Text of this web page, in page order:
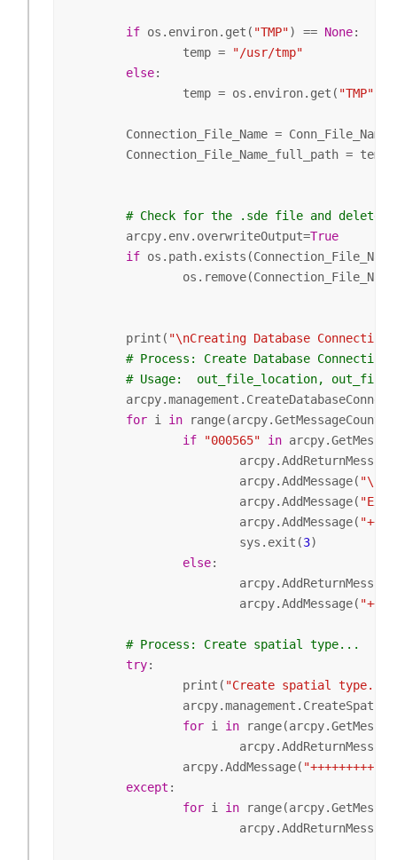
if os.environ.get( "TMP") == None:
		temp =
"/usr/tmp"
else:
		temp = os.environ.get(
"TMP"
Connection_File_Name =
Connection_File_Name_full_path =
# Check for the .sde file and delete
	arcpy.env.overwriteOutput=
True
if
	print(
"\nCreating Database
# Process: Create Database
# Usage:  out_file_location,
for i in
if
"000565" in
			arcpy.AddMessage(
			arcpy.AddMessage(
			arcpy.AddMessage(
			sys.exit(
3
else:
			arcpy.AddMessage(
# Process: Create spatial type...
try:
		print(
"Create spatial
for i in
		arcpy.AddMessage(
"+++++++++\n"
except :
for i in